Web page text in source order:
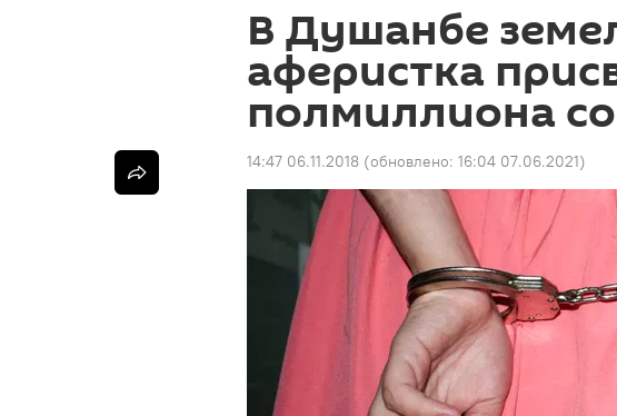
В Душанбе
аферистка
полмиллиона
14:47 06.11.2018 (обновлено: 16:04 07.06.2021)